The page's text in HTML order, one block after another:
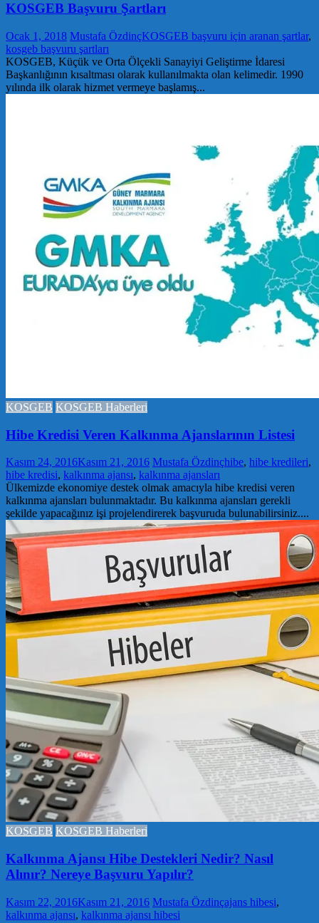
KOSGEB Başvuru Şartları
Ocak 1, 2018 Mustafa ÖzdinçKOSGEB başvuru için aranan şartlar,
kosgeb başvuru şartları
KOSGEB, Küçük ve Orta Ölçekli Sanayiyi Geliştirme İdaresi
Başkanlığının kısaltması olarak kullanılmakta olan kelimedir. 1990
yılında ilk olarak hizmet vermeye başlamış...
KOSGEB KOSGEB Haberleri
Hibe Kredisi Veren Kalkınma Ajanslarının Listesi
Kasım 24, 2016Kasım 21, 2016 Mustafa Özdinçhibe, hibe kredileri,
hibe kredisi, kalkınma ajansı, kalkınma ajansları
Ülkemizde ekonomiye destek olmak amacıyla hibe kredisi veren
kalkınma ajansları bulunmaktadır. Bu kalkınma ajansları gerekli
şekilde yapacağınız işi projelendirerek başvuruda bulunabilirsiniz....
KOSGEB KOSGEB Haberleri
Kalkınma Ajansı Hibe Destekleri Nedir? Nasıl
Alınır? Nereye Başvuru Yapılır?
Kasım 22, 2016Kasım 21, 2016 Mustafa Özdinçajans hibesi,
kalkınma ajansı, kalkınma ajansı hibesi